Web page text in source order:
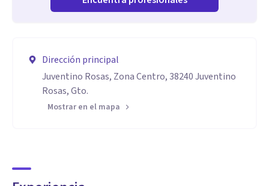
Dirección principal
Juventino Rosas, Zona Centro, 38240 Juventino
Rosas, Gto.
Mostrar en el mapa